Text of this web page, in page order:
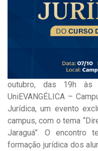
outubro, das 19h
UniEVANGÉLICA –
Jurídica, um evento
campus, com o tema
Jaraguá”. O encontro
formação jurídica dos